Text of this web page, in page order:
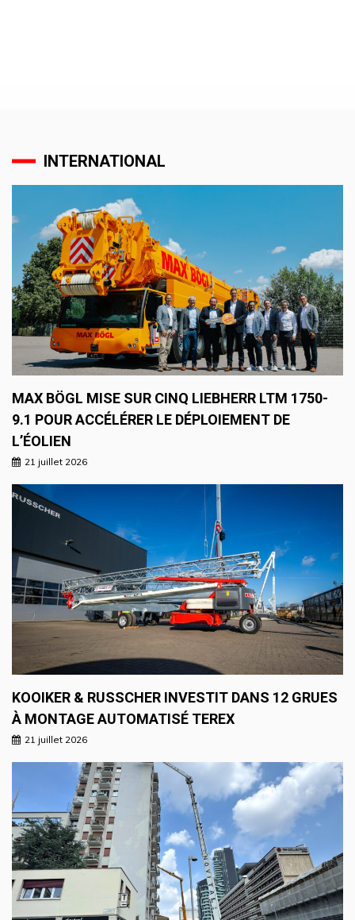
INTERNATIONAL
MAX BÖGL MISE SUR CINQ LIEBHERR LTM 1750-
9.1 POUR ACCÉLÉRER LE DÉPLOIEMENT DE
L’ÉOLIEN
21 juillet 2026
KOOIKER & RUSSCHER INVESTIT DANS 12 GRUES
À MONTAGE AUTOMATISÉ TEREX
21 juillet 2026